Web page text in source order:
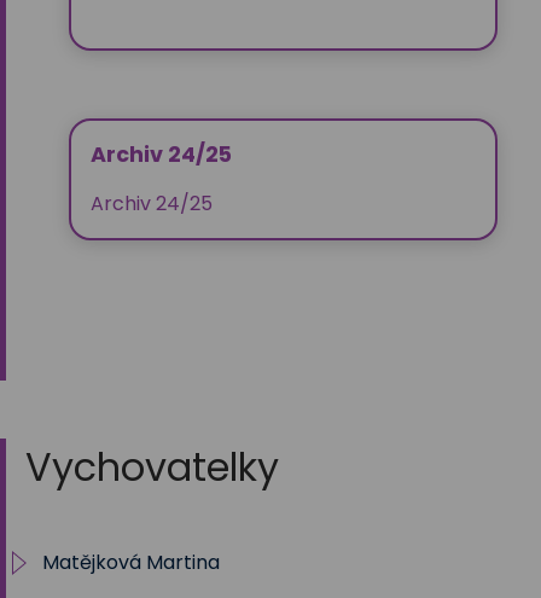
Archiv 24/25
Archiv 24/25
Vychovatelky
Matějková Martina